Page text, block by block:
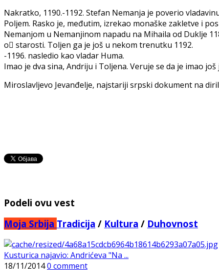
Nakratko, 1190.-1192. Stefan Nemanja je poverio
Poljem. Rasko je, međutim, izrekao monaške zakletve i
Nemanjom u Nemanjinom napadu na Mihaila od Duklje
o starosti. Toljen ga je još u nekom trenutku 1192.
-1196. nasledio kao vladar Huma.
Imao je dva sina, Andriju i Toljena. Veruje se da je imao
Miroslavljevo Jevanđelje, najstariji srpski dokument na
Podeli ovu vest
Moja Srbija Tradicija / Kultura / Duhovnost
Kusturica najavio: Andrićeva "Na ...
18/11/20140 comment